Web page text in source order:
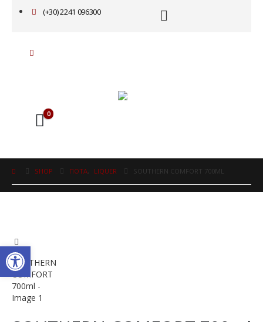
(+30) 2241 096300
0
SHOP ΠΟΤΑ LIQUER SOUTHERN COMFORT 700ML
Ανοίξτε τη γραμμή